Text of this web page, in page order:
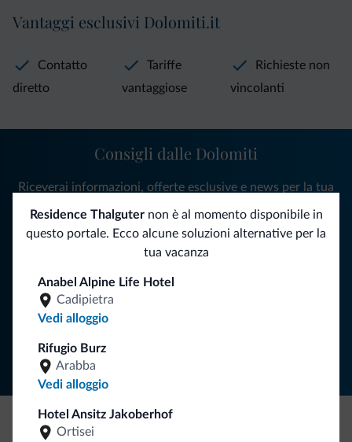
Residence Thalguternon è al momento disponibile in
questo portale. Ecco alcune soluzioni alternative per la
tua vacanza
Anabel Alpine Life Hotel
Cadipietra
Vedi alloggio
Rifugio Burz
Arabba
Vedi alloggio
Hotel Ansitz Jakoberhof
Ortisei
Vantaggi esclusivi Dolomiti.it
Contatto
diretto
Tariffe
vantaggiose
Richieste non
vincolanti
Consigli dalle Dolomiti
Riceverai informazioni, offerte esclusive e news per la tua